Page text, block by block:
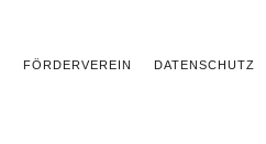
FÖRDERVEREIN DATENSCHUTZ